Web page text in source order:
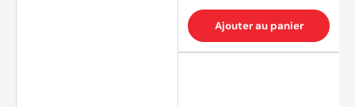
Ajouter au panier